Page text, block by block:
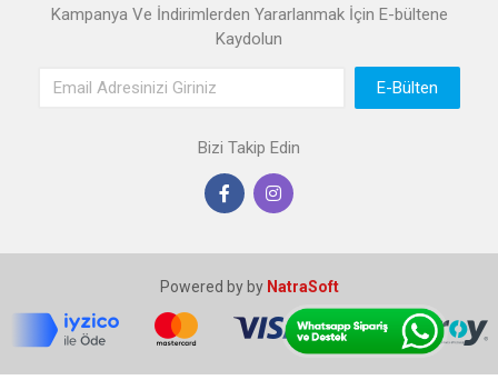
Kampanya Ve İndirimlerden Yararlanmak İçin E-bültene
Kaydolun
Email Adres
E-Bülten
Bizi Takip Edin
Powered by by NatraSoft